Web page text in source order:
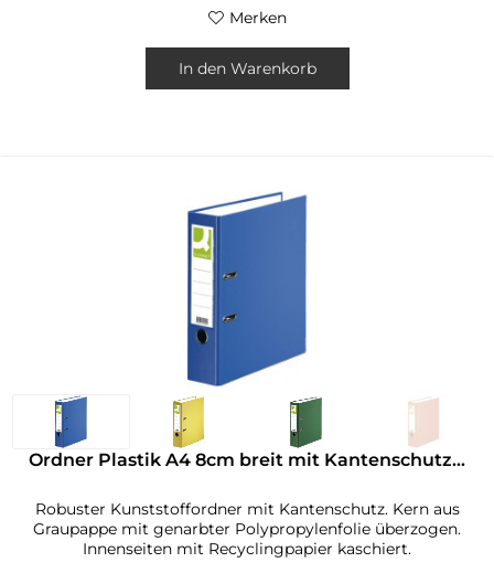
Merken
In den Warenkorb
Ordner Plastik A4 8cm breit mit Kantenschutz...
Robuster Kunststoffordner mit Kantenschutz. Kern aus
Graupappe mit genarbter Polypropylenfolie überzogen.
Innenseiten mit Recyclingpapier kaschiert.